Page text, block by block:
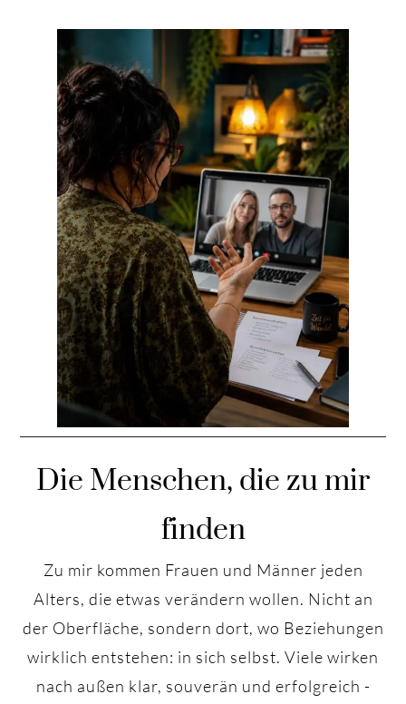
Die Menschen, die zu mir
finden
Zu mir kommen Frauen und Männer jeden
Alters, die etwas verändern wollen. Nicht an
der Oberfläche, sondern dort, wo Beziehungen
wirklich entstehen: in sich selbst. Viele wirken
nach außen klar, souverän und erfolgreich -